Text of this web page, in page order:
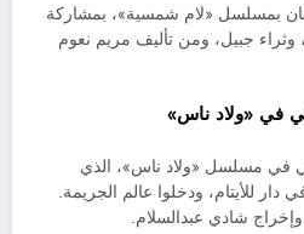
بمسلسل «لام شمسية»، بمشاركة
جبيل، ومن تأليف مريم نعوم
في مسلسل «ولاد ناس»، الذي
للأيتام، ودخلوا عالم الجريمة.
شادي عبدالسلام.